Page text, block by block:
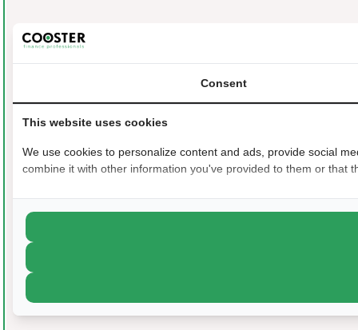
Consent
This website uses cookies
We use cookies to personalize content and ads, provide social
combine it with other information you've provided to them or that